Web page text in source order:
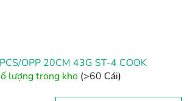
OPP 20CM 43G ST-4 COOK
lượng trong kho (>60 Cái)